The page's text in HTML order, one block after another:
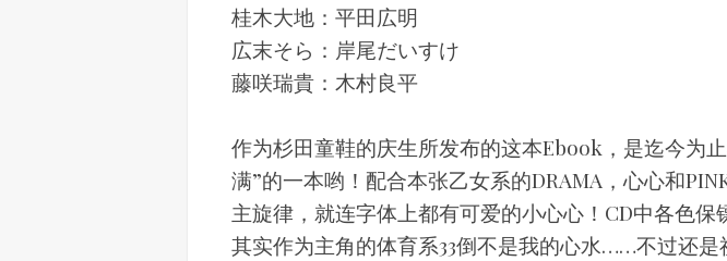
桂木大地：平田広明
広末そら：岸尾だいすけ
藤咲瑞貴：木村良平
作为杉田童鞋的庆生所发布的这本Ebook，是迄今为
满”的一本哟！配合本张乙女系的DRAMA，心心和
主旋律，就连字体上都有可爱的小心心！CD中各色保
其实作为主角的体育系33倒不是我的心水……不过还是